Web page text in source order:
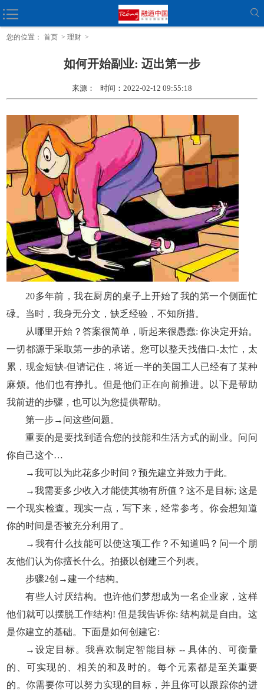
您的位置： 首页 > 理财 >
如何开始副业: 迈出第一步
来源： 时间：2022-02-12 09:55:18
20多年前，我在厨房的桌子上开始了我的第一个侧面忙
碌。当时，我身无分文，缺乏经验，不知所措。
从哪里开始？答案很简单，听起来很愚蠢: 你决定开始。
一切都源于采取第一步的承诺。您可以整天找借口-太忙，太
累，现金短缺-但请记住，将近一半的美国工人已经有了某种
麻烦。他们也有挣扎。但是他们正在向前推进。以下是帮助
我前进的步骤，也可以为您提供帮助。
第一步→问这些问题。
重要的是要找到适合您的技能和生活方式的副业。问问
你自己这个…
→我可以为此花多少时间？预先建立并致力于此。
→我需要多少收入才能使其物有所值？这不是目标; 这是
一个现实检查。现实一点，写下来，经常参考。你会想知道
你的时间是否被充分利用了。
→我有什么技能可以使这项工作？不知道吗？问一个朋
友他们认为你擅长什么。拍摄以创建三个列表。
步骤2创→建一个结构。
有些人讨厌结构。也许他们梦想成为一名企业家，这样
他们就可以摆脱工作结构! 但是我告诉你: 结构就是自由。这
是你建立的基础。下面是如何创建它:
→设定目标。我喜欢制定智能目标 -- 具体的、可衡量
的、可实现的、相关的和及时的。每个元素都是至关重要
的。你需要你可以努力实现的目标，并且你可以跟踪你的进